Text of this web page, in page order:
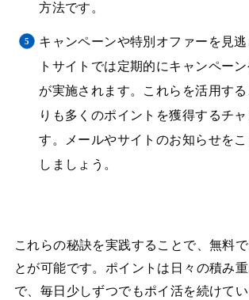
方法です。
キャンペーンや特別オファーを見
トサイトでは定期的にキャンペー
が実施されます。これらを活用す
りも多くのポイントを獲得するチ
す。メールやサイトのお知らせを
しましょう。
これらの秘訣を実践することで、無料
とが可能です。ポイントは日々の積み
で、毎日少しずつでもポイ活を続けて